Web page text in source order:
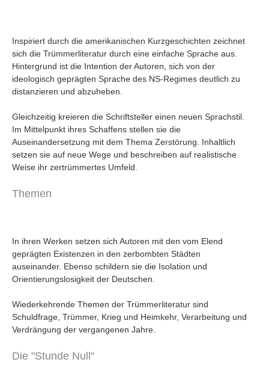
Inspiriert durch die amerikanischen Kurzgeschichten zeichnet
sich die Trümmerliteratur durch eine einfache Sprache aus.
Hintergrund ist die Intention der Autoren, sich von der
ideologisch geprägten Sprache des NS-Regimes deutlich zu
distanzieren und abzuheben.
Gleichzeitig kreieren die Schriftsteller einen neuen Sprachstil.
Im Mittelpunkt ihres Schaffens stellen sie die
Auseinandersetzung mit dem Thema Zerstörung. Inhaltlich
setzen sie auf neue Wege und beschreiben auf realistische
Weise ihr zertrümmertes Umfeld.
Themen
In ihren Werken setzen sich Autoren mit den vom Elend
geprägten Existenzen in den zerbombten Städten
auseinander. Ebenso schildern sie die Isolation und
Orientierungslosigkeit der Deutschen.
Wiederkehrende Themen der Trümmerliteratur sind
Schuldfrage, Trümmer, Krieg und Heimkehr, Verarbeitung und
Verdrängung der vergangenen Jahre.
Die "Stunde Null"